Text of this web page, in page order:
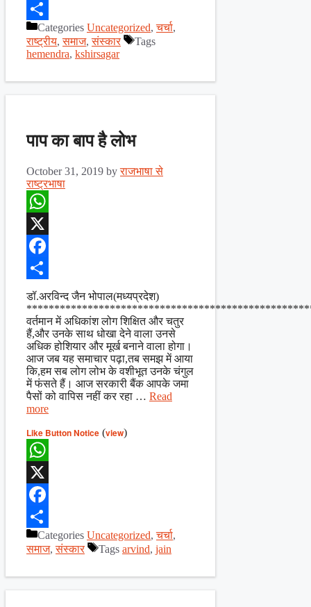
Facebook
ShareCategories Uncategorized,चर्चा,
राष्ट्रीय,समाज,संस्कार
Tags
hemendra, kshirsagar
पाप का बाप है लोभ
October 31, 2019 byराजभाषा से
राष्ट्रभाषा
WhatsApp
X
Facebook
Share
डॉ.अरविन्द जैन भोपाल(मध्यप्रदेश)
वर्तमान में अधिकांश लोग शिक्षित और चतुर
हैं,और उनके साथ धोखा देने वाला उनसे
अधिक होशियार और मूर्ख बनाने वाला होगा।
आज जब यह समाचार पढ़ा,तब समझ में आया
कि,हम सब लोग लोभ के वशीभूत उनके चंगुल
में फंसते हैं। आज सरकारी बैंक आपके जमा
पैसों को वापिस नहीं कर रहा … Read
more
Like Button Notice (view)
WhatsApp
X
Facebook
ShareCategories Uncategorized,चर्चा,
समाज,संस्कार Tags arvind, jain